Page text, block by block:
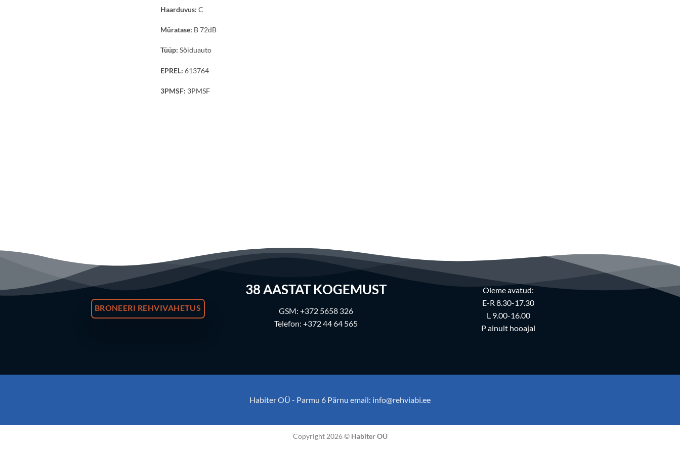
Haarduvus: C
Müratase: B 72dB
Tüüp: Sõiduauto
EPREL: 613764
3PMSF: 3PMSF
BRONEERI REHVIVAHETUS
38 AASTAT KOGEMUST
GSM: +372 5658 326
Telefon: +372 44 64 565
Oleme avatud:
E-R 8.30-17.30
L 9.00-16.00
P ainult hooajal
Habiter OÜ - Parmu 6 Pärnu email: info@rehviabi.ee
Copyright 2026 © Habiter OÜ